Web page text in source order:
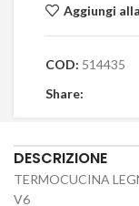
Aggiungi
COD: 514435
Share:
DESCRIZIONE
TERMOCUCINA
V6